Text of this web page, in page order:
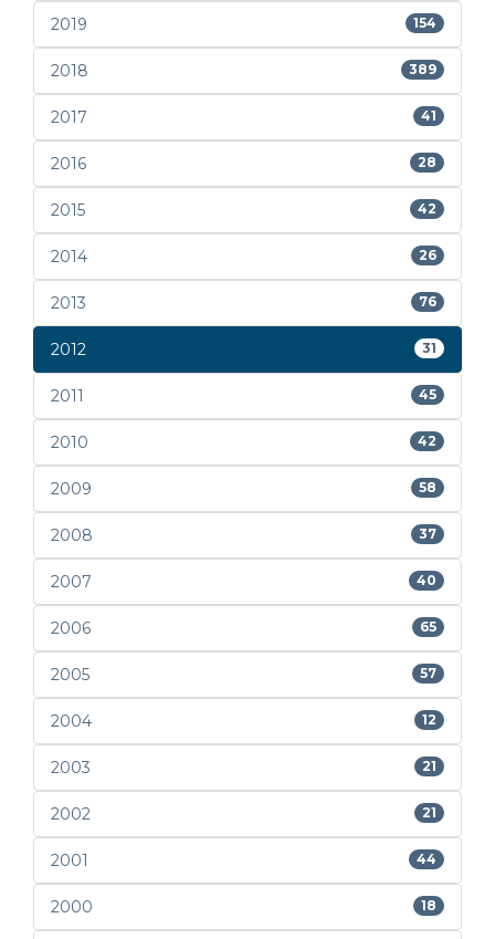
2019 154
2018 389
2017 41
2016 28
2015 42
2014 26
2013 76
2012 31
2011 45
2010 42
2009 58
2008 37
2007 40
2006 65
2005 57
2004 12
2003 21
2002 21
2001 44
2000 18